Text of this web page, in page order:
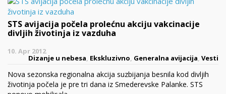
STS avijacija počela prolećnu akciju vakcinacije
divljih životinja iz vazduha
10. Apr 2012
Dizanje u nebesa, Ekskluzivno, Generalna avijacija, Vesti
Nova sezonska regionalna akcija suzbijanja besnila kod divljih
životinja počela je pre tri dana iz Smederevske Palanke. STS